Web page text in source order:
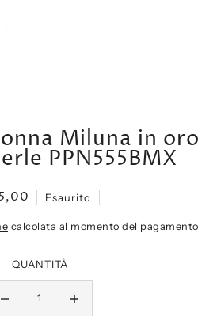
Miluna in oro
PPN555BMX
Esaurito
calcolata al momento del pagamento
QUANTITÀ